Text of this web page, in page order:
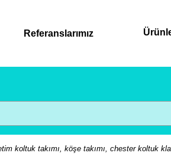
Referanslarımız
koltuk takımı, köşe takımı, chester koltuk